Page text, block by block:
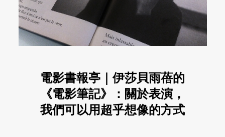
電影書報亭｜伊莎貝雨蓓的
《電影筆記》：關於表演，
我們可以用超乎想像的方式